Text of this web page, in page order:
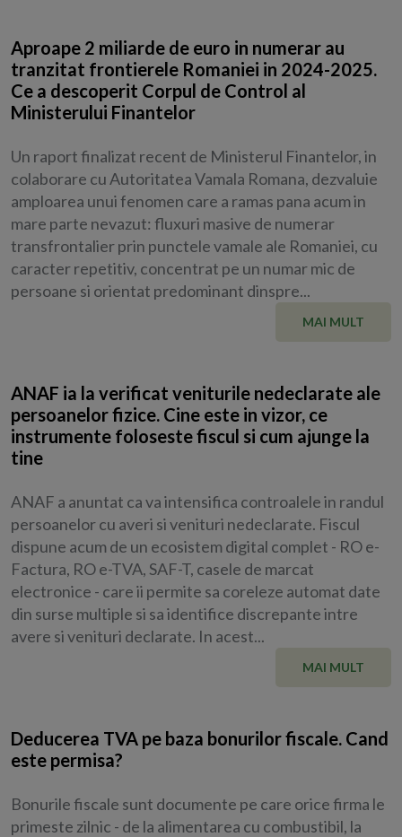
Aproape 2 miliarde de euro in numerar au
tranzitat frontierele Romaniei in 2024-2025.
Ce a descoperit Corpul de Control al
Ministerului Finantelor
Un raport finalizat recent de Ministerul Finantelor, in
colaborare cu Autoritatea Vamala Romana, dezvaluie
amploarea unui fenomen care a ramas pana acum in
mare parte nevazut: fluxuri masive de numerar
transfrontalier prin punctele vamale ale Romaniei, cu
caracter repetitiv, concentrat pe un numar mic de
persoane si orientat predominant dinspre...
MAI MULT
ANAF ia la verificat veniturile nedeclarate ale
persoanelor fizice. Cine este in vizor, ce
instrumente foloseste fiscul si cum ajunge la
tine
ANAF a anuntat ca va intensifica controalele in randul
persoanelor cu averi si venituri nedeclarate. Fiscul
dispune acum de un ecosistem digital complet - RO e-
Factura, RO e-TVA, SAF-T, casele de marcat
electronice - care ii permite sa coreleze automat date
din surse multiple si sa identifice discrepante intre
avere si venituri declarate. In acest...
MAI MULT
Deducerea TVA pe baza bonurilor fiscale. Cand
este permisa?
Bonurile fiscale sunt documente pe care orice firma le
primeste zilnic - de la alimentarea cu combustibil, la